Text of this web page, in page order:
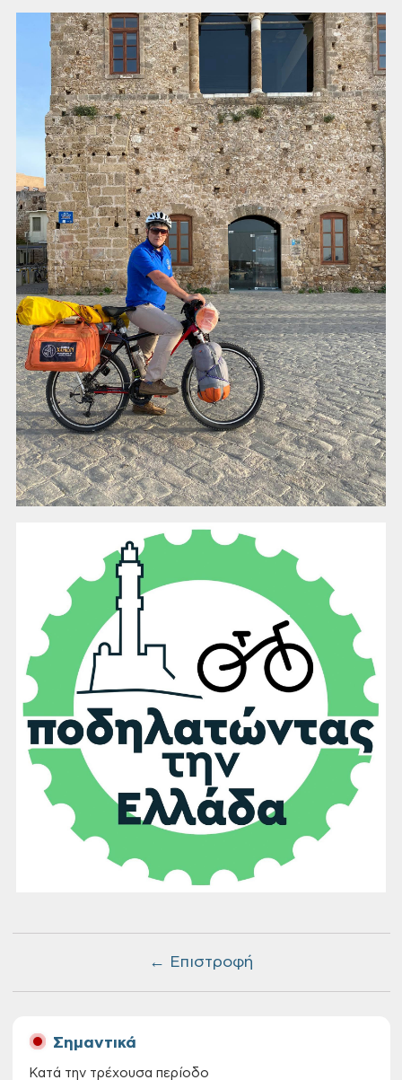
← Επιστροφή
Σημαντικά
Κατά την τρέχουσα περίοδο